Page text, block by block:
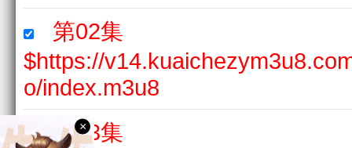
第02集
$https://
o/index.m3u8
第03集
×